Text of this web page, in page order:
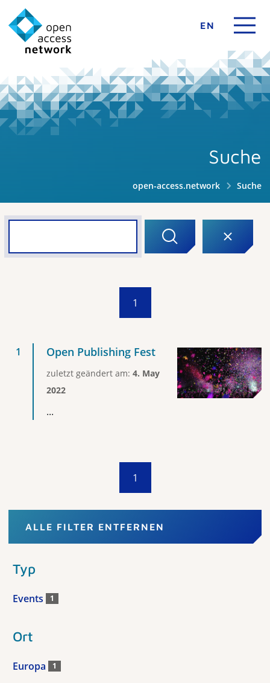
EN
Suche
open-access.network Suche
1
Open Publishing Fest
zuletzt geändert am: 4. May
2022
...
1
ALLE FILTER ENTFERNEN
Typ
Events 1
Ort
Europa 1